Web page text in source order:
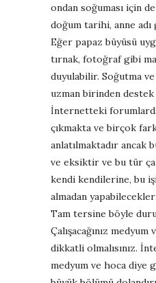
ondan soğuması için
doğum tarihi, anne
Eğer papaz büyüsü
tırnak, fotoğraf gibi
duyulabilir. Soğutma ve
uzman birinden
İnternetteki
çıkmakta ve birçok
anlatılmaktadır ancak
ve eksiktir ve bu tür
kendi kendilerine, bu
almadan
Tam tersine böyle
Çalışacağınız
dikkatli olmalısınız.
medyum ve hoca diye